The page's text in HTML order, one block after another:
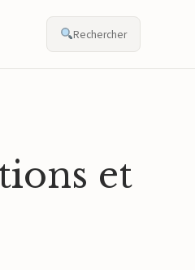
Rechercher
et